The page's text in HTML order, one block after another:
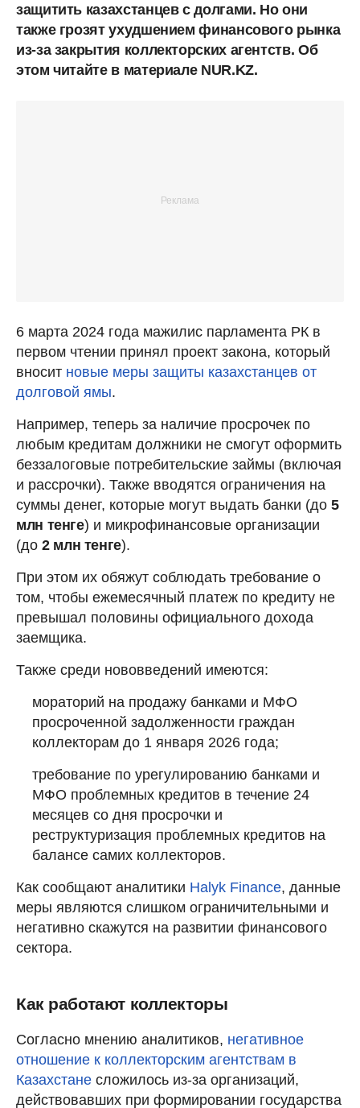
защитить казахстанцев с долгами. Но они
также грозят ухудшением финансового рынка
из-за закрытия коллекторских агентств. Об
этом читайте в материале NUR.KZ.
6 марта 2024 года мажилис парламента РК в
первом чтении принял проект закона, который
вносит новые меры защиты казахстанцев от
долговой ямы.
Например, теперь за наличие просрочек по
любым кредитам должники не смогут оформить
беззалоговые потребительские займы (включая
и рассрочки). Также вводятся ограничения на
суммы денег, которые могут выдать банки (до 5
млн тенге) и микрофинансовые организации
(до 2 млн тенге).
При этом их обяжут соблюдать требование о
том, чтобы ежемесячный платеж по кредиту не
превышал половины официального дохода
заемщика.
Также среди нововведений имеются:
мораторий на продажу банками и МФО
просроченной задолженности граждан
коллекторам до 1 января 2026 года;
требование по урегулированию банками и
МФО проблемных кредитов в течение 24
месяцев со дня просрочки и
реструктуризация проблемных кредитов на
балансе самих коллекторов.
Как сообщают аналитики Halyk Finance, данные
меры являются слишком ограничительными и
негативно скажутся на развитии финансового
сектора.
Как работают коллекторы
Согласно мнению аналитиков, негативное
отношение к коллекторским агентствам в
Казахстане сложилось из-за организаций,
действовавших при формировании государства